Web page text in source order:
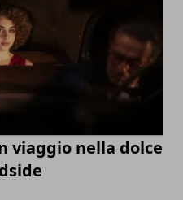
viaggio nella dolce